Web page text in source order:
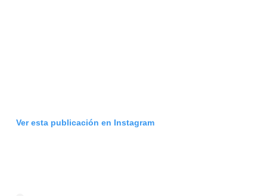
Ver esta publicación en Instagram